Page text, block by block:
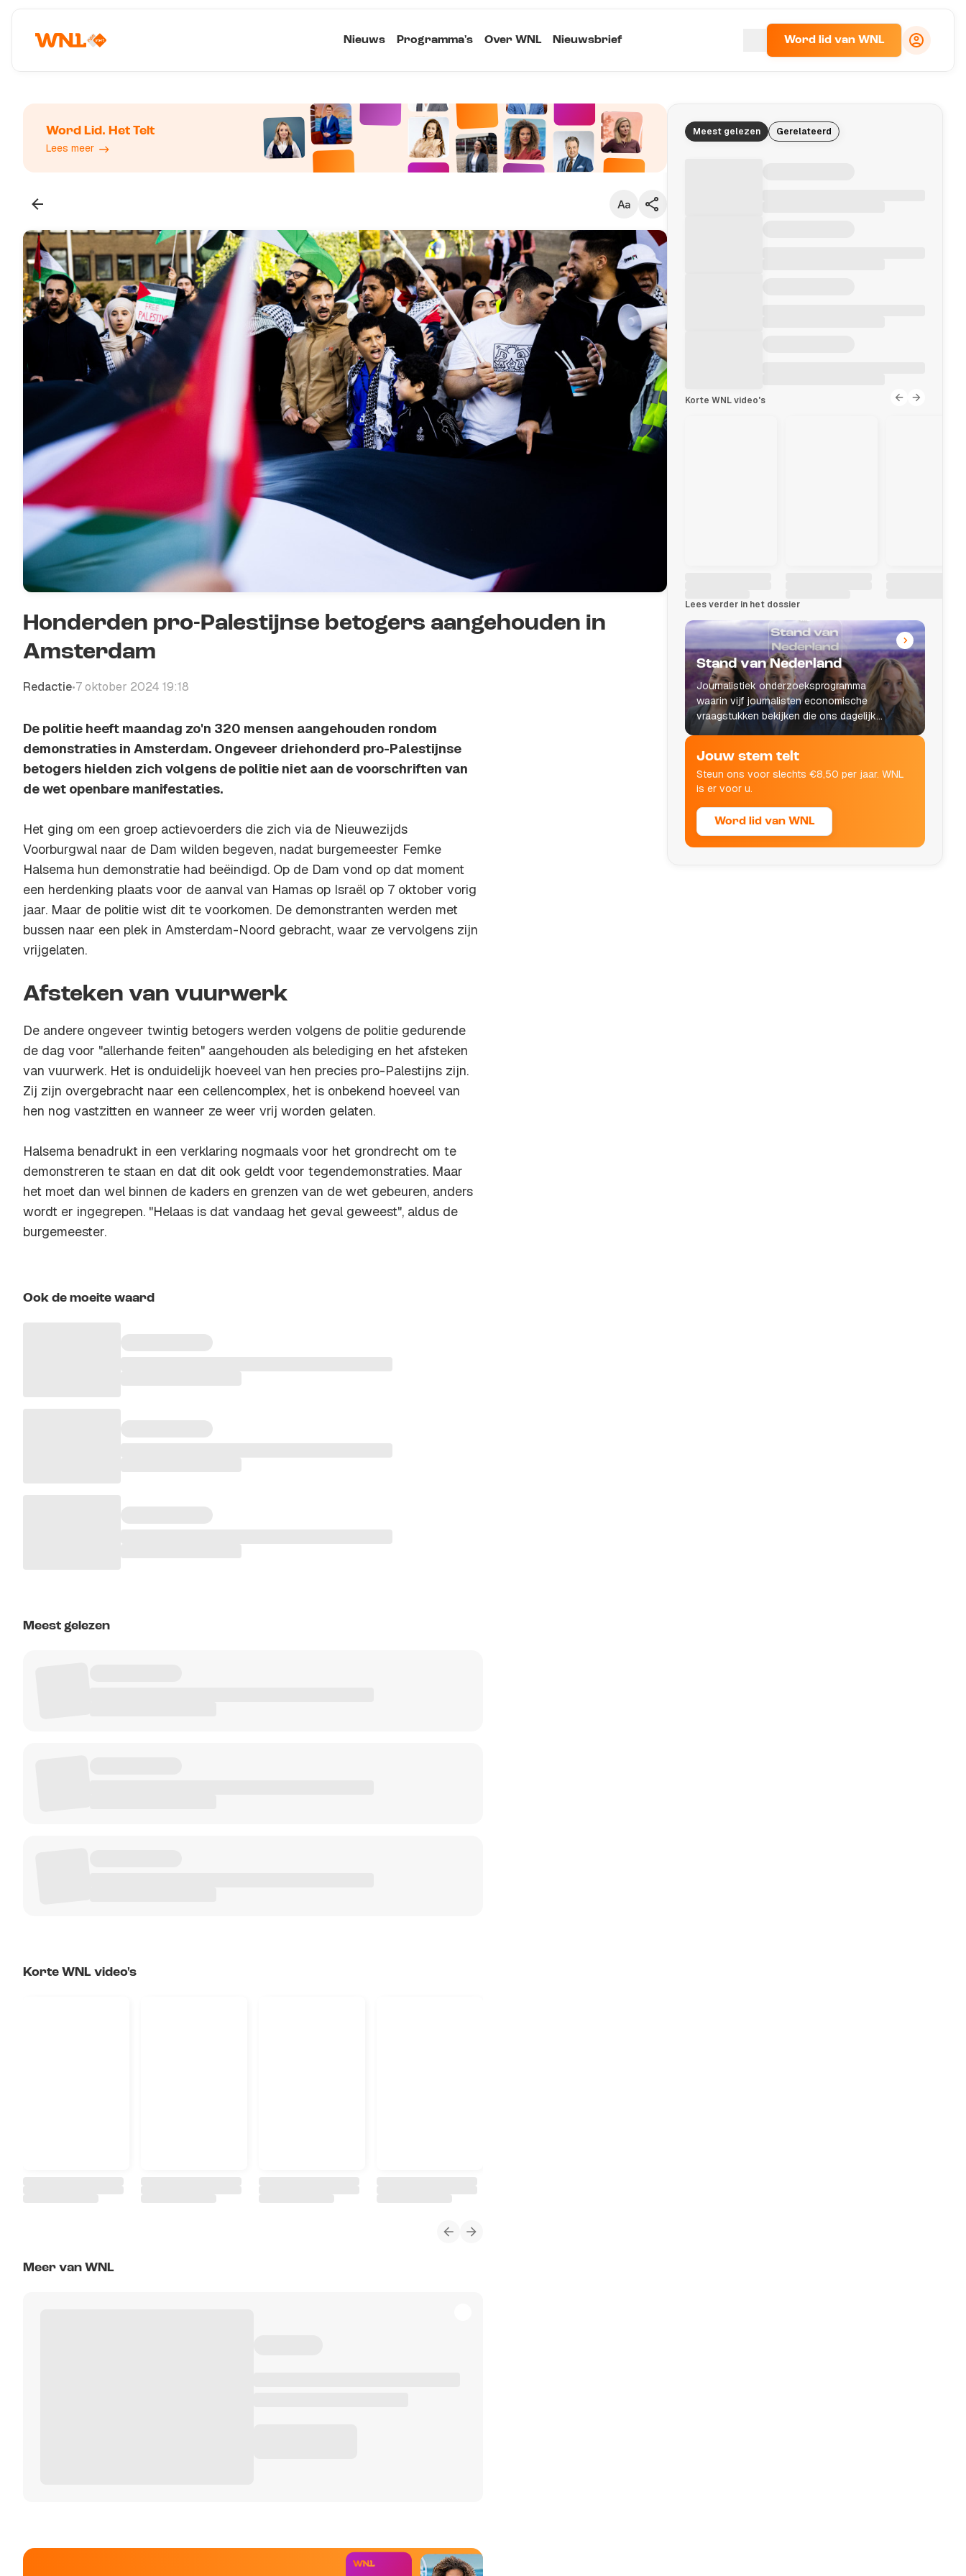
Nieuws Programma's Over WNL Nieuwsbrief Word lid van WNL
Word Lid. Het Telt
Lees meer
Klein
Standaard
Groot
Kopieer link
Honderden pro-Palestijnse betogers aangehouden in
Amsterdam
Redactie•7 oktober 2024 19:18
De politie heeft maandag zo'n 320 mensen aangehouden rondom
demonstraties in Amsterdam. Ongeveer driehonderd pro-Palestijnse
betogers hielden zich volgens de politie niet aan de voorschriften van
de wet openbare manifestaties.
Het ging om een groep actievoerders die zich via de Nieuwezijds
Voorburgwal naar de Dam wilden begeven, nadat burgemeester Femke
Halsema hun demonstratie had beëindigd. Op de Dam vond op dat moment
een herdenking plaats voor de aanval van Hamas op Israël op 7 oktober vorig
jaar. Maar de politie wist dit te voorkomen. De demonstranten werden met
bussen naar een plek in Amsterdam-Noord gebracht, waar ze vervolgens zijn
vrijgelaten.
Afsteken van vuurwerk
De andere ongeveer twintig betogers werden volgens de politie gedurende
de dag voor "allerhande feiten" aangehouden als belediging en het afsteken
van vuurwerk. Het is onduidelijk hoeveel van hen precies pro-Palestijns zijn.
Zij zijn overgebracht naar een cellencomplex, het is onbekend hoeveel van
hen nog vastzitten en wanneer ze weer vrij worden gelaten.
Halsema benadrukt in een verklaring nogmaals voor het grondrecht om te
demonstreren te staan en dat dit ook geldt voor tegendemonstraties. Maar
het moet dan wel binnen de kaders en grenzen van de wet gebeuren, anders
wordt er ingegrepen. "Helaas is dat vandaag het geval geweest", aldus de
burgemeester.
Ook de moeite waard
Meest gelezen
Korte WNL video's
Meer van WNL
Meest gelezen Gerelateerd
Korte WNL video's
Lees verder in het dossier
Stand van Nederland
Journalistiek onderzoeksprogramma
waarin vijf journalisten economische
vraagstukken bekijken die ons dagelijks
leven raken.
Jouw stem telt
Steun ons voor slechts €8,50 per jaar. WNL
is er voor u.
Word lid van WNL